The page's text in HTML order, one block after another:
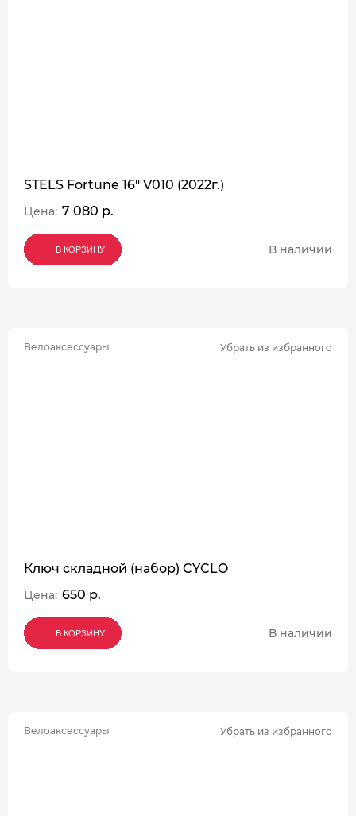
STELS Fortune 16" V010 (2022г.)
Цена: 7 080 р.
В КОРЗИНУ
В КОРЗИНУ
В КОРЗИНУ В наличии
Велоаксессуары Убрать из избранного
Ключ складной (набор) CYCLO
Цена: 650 р.
В КОРЗИНУ
В КОРЗИНУ
В КОРЗИНУ В наличии
Велоаксессуары Убрать из избранного